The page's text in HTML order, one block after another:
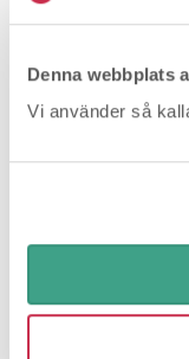
Denna webbplats
Vi använder så